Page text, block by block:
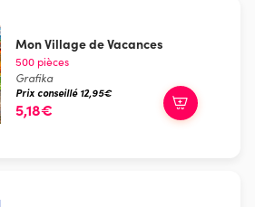
Mon Village de Vacances
500 pièces
Grafika
Prix conseillé 12,95€
5,18€